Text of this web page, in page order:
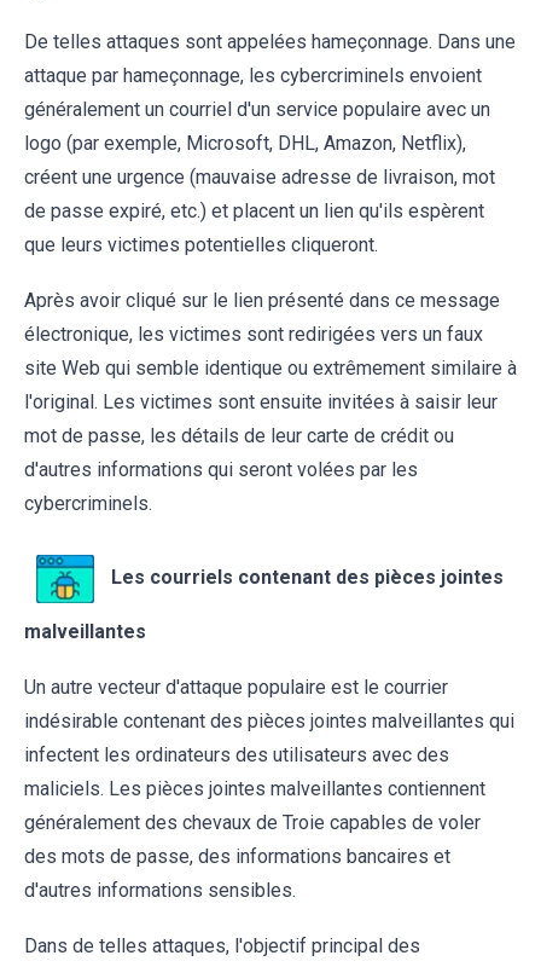
De telles attaques sont appelées hameçonnage. Dans une
attaque par hameçonnage, les cybercriminels envoient
généralement un courriel d'un service populaire avec un
logo (par exemple, Microsoft, DHL, Amazon, Netflix),
créent une urgence (mauvaise adresse de livraison, mot
de passe expiré, etc.) et placent un lien qu'ils espèrent
que leurs victimes potentielles cliqueront.
Après avoir cliqué sur le lien présenté dans ce message
électronique, les victimes sont redirigées vers un faux
site Web qui semble identique ou extrêmement similaire à
l'original. Les victimes sont ensuite invitées à saisir leur
mot de passe, les détails de leur carte de crédit ou
d'autres informations qui seront volées par les
cybercriminels.
Les courriels contenant des pièces jointes
malveillantes
Un autre vecteur d'attaque populaire est le courrier
indésirable contenant des pièces jointes malveillantes qui
infectent les ordinateurs des utilisateurs avec des
maliciels. Les pièces jointes malveillantes contiennent
généralement des chevaux de Troie capables de voler
des mots de passe, des informations bancaires et
d'autres informations sensibles.
Dans de telles attaques, l'objectif principal des